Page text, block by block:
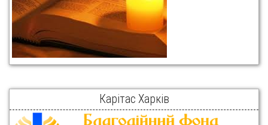
Карітас Харків